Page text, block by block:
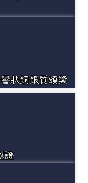
狀銅銀質頒獎
證